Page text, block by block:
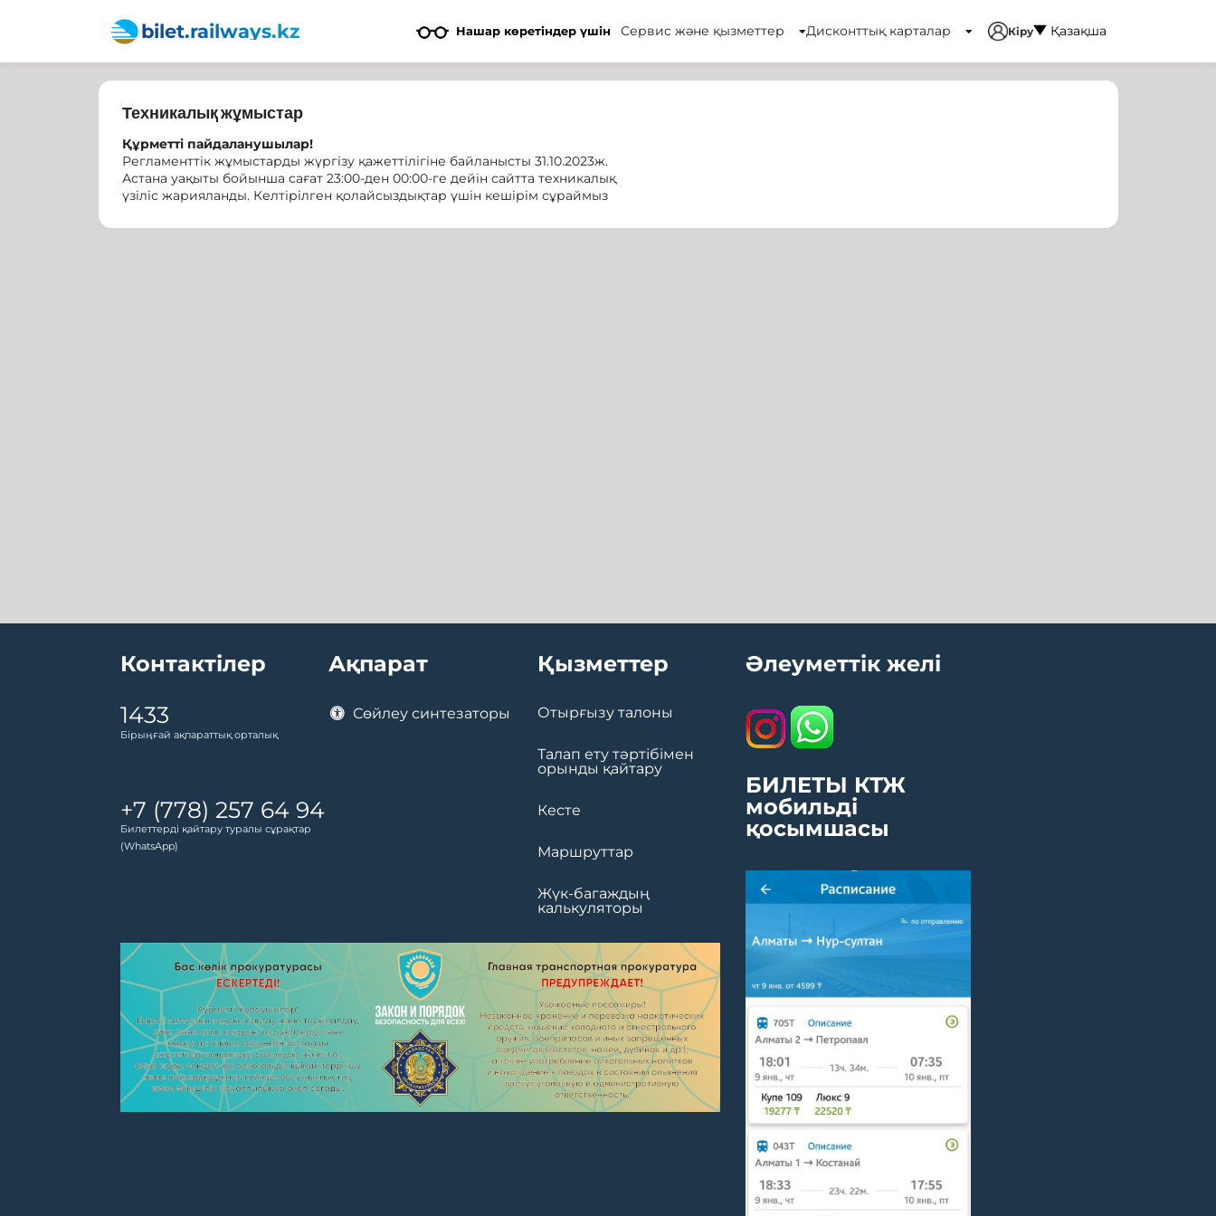
bilet.railways.kz Нашар көретіндер үшін Сервис және қызметтер Дисконттық карталар Кіру Қазақша
Техникалық жұмыстар
Құрметті пайдаланушылар!
Регламенттік жұмыстарды жүргізу қажеттілігіне байланысты 31.10.2023ж.
Астана уақыты бойынша сағат 23:00-ден 00:00-ге дейін сайтта техникалық
үзіліс жарияланды. Келтірілген қолайсыздықтар үшін кешірім сұраймыз
Контактілер
1433
Бірыңғай ақпараттық орталық
+7 (778) 257 64 94
Билеттерді қайтару туралы сұрақтар
(WhatsApp)
Ақпарат
Сөйлеу синтезаторы
Қызметтер
Отырғызу талоны
Талап ету тәртібімен
орынды қайтару
Кесте
Маршруттар
Жүк-багаждың
калькуляторы
Әлеуметтік желі
БИЛЕТЫ КТЖ
мобильді
қосымшасы